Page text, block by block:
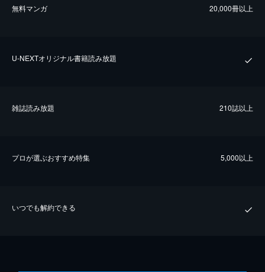
無料マンガ 20,000冊以上
U-NEXTオリジナル書籍読み放題
雑誌読み放題 210誌以上
プロが選ぶおすすめ特集 5,000以上
いつでも解約できる